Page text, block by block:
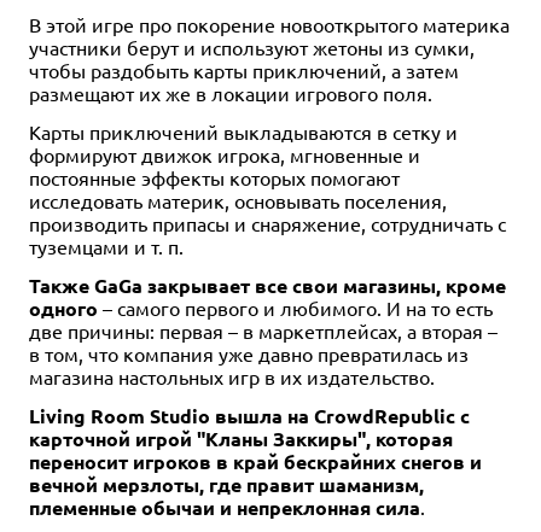
В этой игре про покорение новооткрытого материка
участники берут и используют жетоны из сумки,
чтобы раздобыть карты приключений, а затем
размещают их же в локации игрового поля.
Карты приключений выкладываются в сетку и
формируют движок игрока, мгновенные и
постоянные эффекты которых помогают
исследовать материк, основывать поселения,
производить припасы и снаряжение, сотрудничать с
туземцами и т. п.
Также GaGa закрывает все свои магазины, кроме
одного – самого первого и любимого. И на то есть
две причины: первая – в маркетплейсах, а вторая –
в том, что компания уже давно превратилась из
магазина настольных игр в их издательство.
Living Room Studio вышла на CrowdRepublic с
карточной игрой "Кланы Заккиры", которая
переносит игроков в край бескрайних снегов и
вечной мерзлоты, где правит шаманизм,
племенные обычаи и непреклонная сила.